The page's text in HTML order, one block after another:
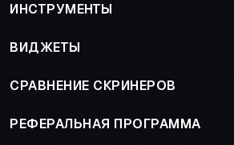
ИНСТРУМЕНТЫ
ВИДЖЕТЫ
СРАВНЕНИЕ СКРИНЕРОВ
РЕФЕРАЛЬНАЯ ПРОГРАММА